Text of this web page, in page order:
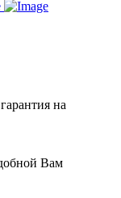
на
Вам